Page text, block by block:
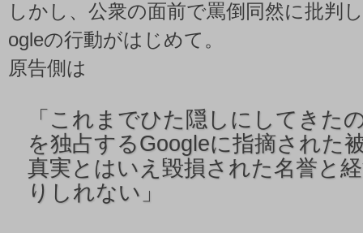
しかし、公衆の面前で罵倒同然に批判
ogleの行動がはじめて。
原告側は
「 これまでひた隠しにしてきた
を独占するGoogleに指摘された
真実とはいえ毀損された名誉と
りしれない」